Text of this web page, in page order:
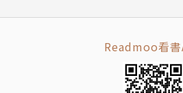
慈悲来对待人，自然能够产生力
Readmoo看